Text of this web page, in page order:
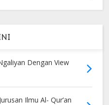
Dengan View
Ilmu Al- Qur’an